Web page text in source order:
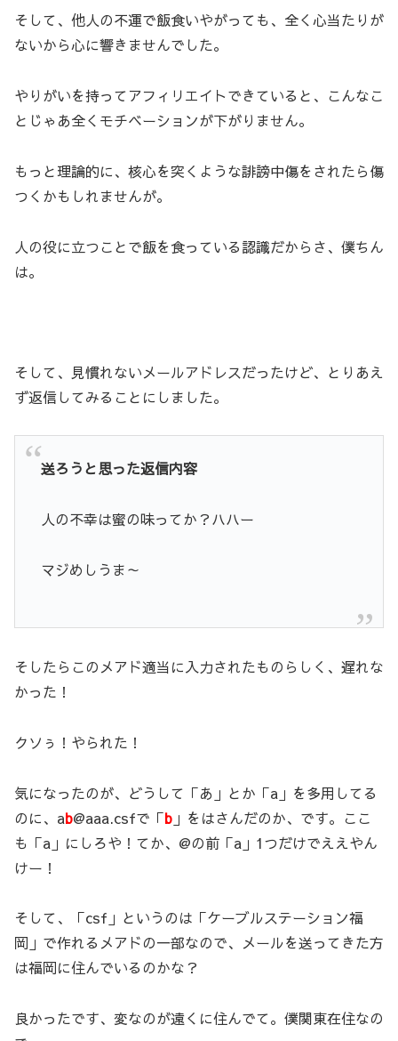
そして、他人の不運で飯食いやがっても、全く心当たりが
ないから心に響きませんでした。
やりがいを持ってアフィリエイトできていると、こんなこ
とじゃあ全くモチベーションが下がりません。
もっと理論的に、核心を突くような誹謗中傷をされたら傷
つくかもしれませんが。
人の役に立つことで飯を食っている認識だからさ、僕ちん
は。
そして、見慣れないメールアドレスだったけど、とりあえ
ず返信してみることにしました。
送ろうと思った返信内容
人の不幸は蜜の味ってか？ハハー
マジめしうま～
そしたらこのメアド適当に入力されたものらしく、遅れな
かった！
クソぅ！やられた！
気になったのが、どうして「あ」とか「a」を多用してる
のに、ab@aaa.csfで「b 」をはさんだのか、です。ここ
も「a」にしろや！てか、@の前「a」1つだけでええやん
けー！
そして、「csf」というのは「ケーブルステーション福
岡」で作れるメアドの一部なので、メールを送ってきた方
は福岡に住んでいるのかな？
良かったです、変なのが遠くに住んでて。僕関東在住なの